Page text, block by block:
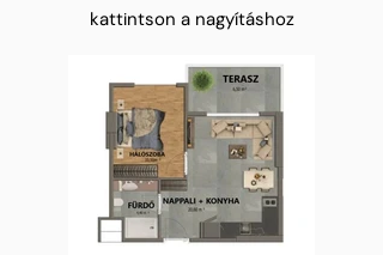
kattintson a nagyításhoz